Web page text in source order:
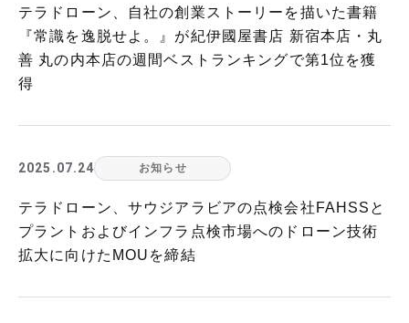
テラドローン、自社の創業ストーリーを描いた書籍
『常識を逸脱せよ。』が紀伊國屋書店 新宿本店・丸
善 丸の内本店の週間ベストランキングで第1位を獲
得
2025.07.24 お知らせ
テラドローン、サウジアラビアの点検会社FAHSSと
プラントおよびインフラ点検市場へのドローン技術
拡大に向けたMOUを締結